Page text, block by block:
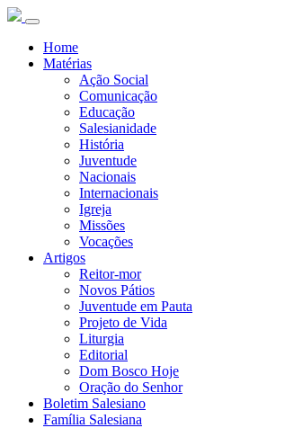
Home
Matérias
Ação Social
Comunicação
Educação
Salesianidade
História
Juventude
Nacionais
Internacionais
Igreja
Missões
Vocações
Artigos
Reitor-mor
Novos Pátios
Juventude em Pauta
Projeto de Vida
Liturgia
Editorial
Dom Bosco Hoje
Oração do Senhor
Boletim Salesiano
Família Salesiana